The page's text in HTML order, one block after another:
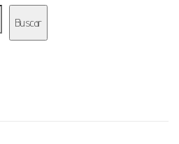
Buscar